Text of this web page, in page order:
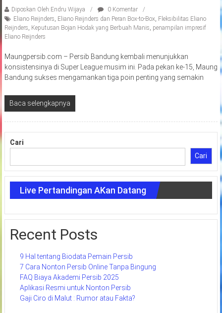
Diposkan Oleh:Endru Wijaya
0 Komentar
Eliano Reijnders Eliano Reijnders dan Peran Box-to-Box Fleksibilitas Eliano
Reijnders Keputusan Bojan Hodak yang Berbuah Manis penampilan impresif
Eliano Reijnders
Maungpersib.com – Persib Bandung kembali menunjukkan
konsistensinya di Super League musim ini. Pada pekan ke-15, Maung
Bandung sukses mengamankan tiga poin penting yang semakin
Baca selengkapnya
Cari
Cari
Live Pertandingan AKan Datang
Recent Posts
9 Hal tentang Biodata Pemain Persib
7 Cara Nonton Persib Online Tanpa Bingung
FAQ Biaya Akademi Persib 2025
Aplikasi Resmi untuk Nonton Persib
Gaji Ciro di Malut : Rumor atau Fakta?